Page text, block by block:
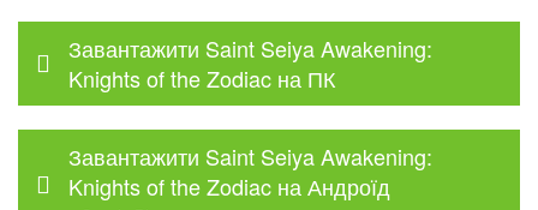
Завантажити Saint Seiya Awakening:
Knights of the Zodiac на ПК
Завантажити Saint Seiya Awakening:
Knights of the Zodiac на Андроїд